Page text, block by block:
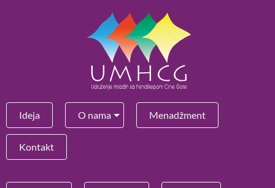
Ideja O nama Menadžment
Kontakt